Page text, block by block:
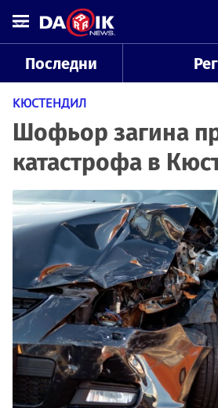
Последни
КЮСТЕНДИЛ
Шофьор загина
катастрофа в